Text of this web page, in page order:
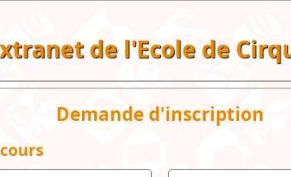
de l'Ecole de
Demande d'inscription